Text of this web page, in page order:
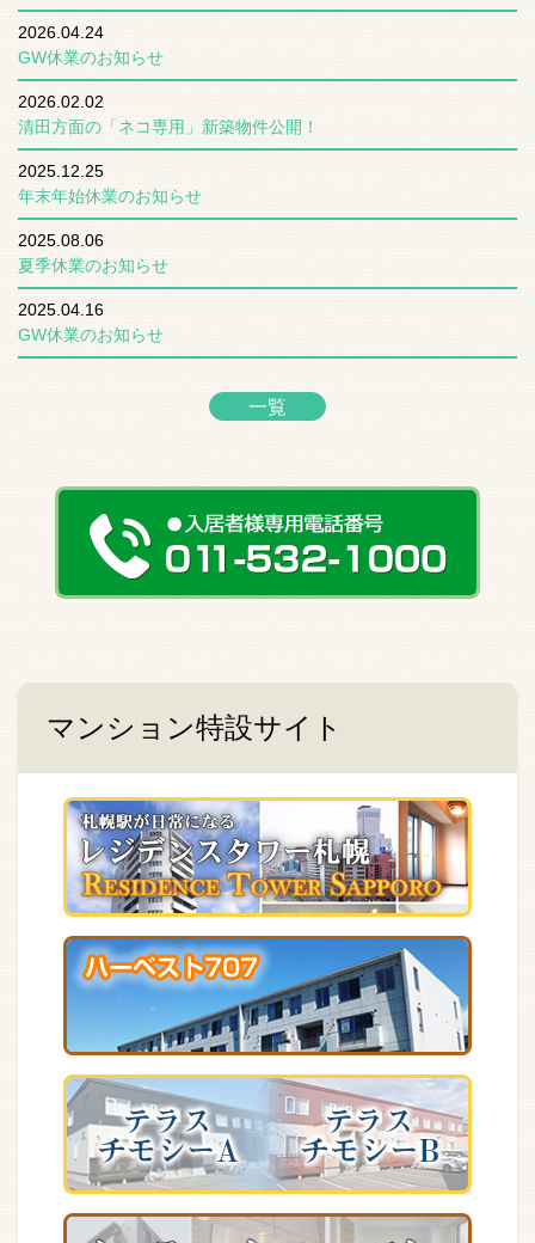
2026.04.24
GW休業のお知らせ
2026.02.02
清田方面の「ネコ専用」新築物件公開！
2025.12.25
年末年始休業のお知らせ
2025.08.06
夏季休業のお知らせ
2025.04.16
GW休業のお知らせ
一覧
マンション特設サイト